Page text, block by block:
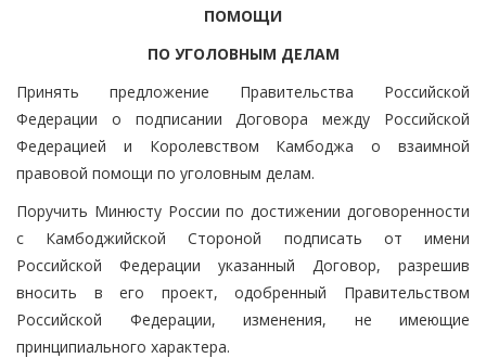
ПОМОЩИ
ПО УГОЛОВНЫМ ДЕЛАМ
Принять предложение Правительства Российской
Федерации о подписании Договора между Российской
Федерацией и Королевством Камбоджа о взаимной
правовой помощи по уголовным делам.
Поручить Минюсту России по достижении договоренности
с Камбоджийской Стороной подписать от имени
Российской Федерации указанный Договор, разрешив
вносить в его проект, одобренный Правительством
Российской Федерации, изменения, не имеющие
принципиального характера.